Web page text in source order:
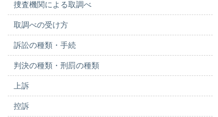
捜査機関による取調べ
取調べの受け方
訴訟の種類・手続
判決の種類・刑罰の種類
上訴
控訴